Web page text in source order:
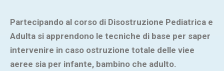
Partecipando al corso di Disostruzione Pediatrica e
Adulta si apprendono le tecniche di base per saper
intervenire in caso ostruzione totale delle viee
aeree sia per infante, bambino che adulto.